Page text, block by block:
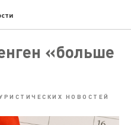
«больше
НОВОСТЕЙ